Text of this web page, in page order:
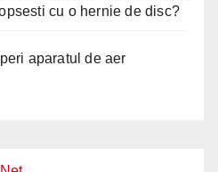
cu o hernie de disc?
aparatul de aer